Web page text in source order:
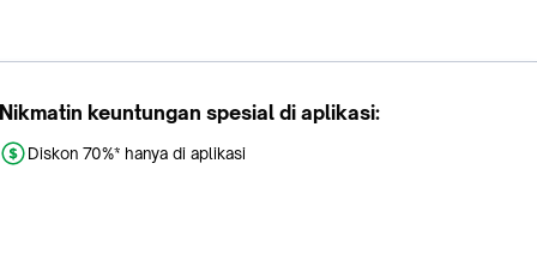
Nikmatin keuntungan spesial di aplikasi:
Diskon 70%* hanya di aplikasi